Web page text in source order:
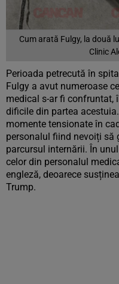
Cum arată Fulgy, la două
Clinic
Perioada petrecută în
Fulgy a avut numeroase
medical s-ar fi confruntat,
dificile din partea
momente tensionate în
personalul fiind nevoiți să
parcursul internării. În
celor din personalul
engleză, deoarece
Trump.